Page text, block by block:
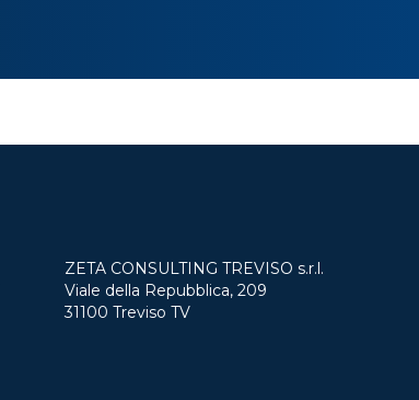
ZETA CONSULTING TREVISO s.r.l.
Viale della Repubblica, 209
31100 Treviso TV